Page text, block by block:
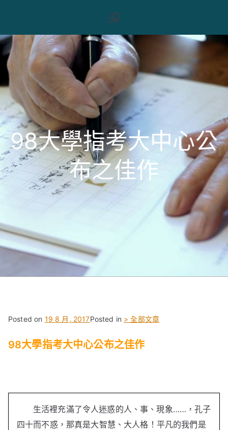
content
作天地
98大學指考大中心公
布之佳作
Posted on 19 8 月, 2017Posted in > 全部文章
98大學指考大中心公布之佳作
生活裡充滿了令人迷惑的人、事、現象……，孔子
四十而不惑，那真是大智慧、大人格！平凡的我們是